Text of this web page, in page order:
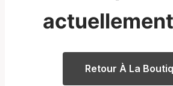
Retour À La